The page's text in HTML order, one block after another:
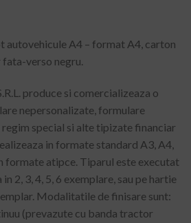
autovehicule A4 – format A4, carton
verso negru.
produce si comercializeaza o
nepersonalizate, formulare
special si alte tipizate financiar
in formate standard A3, A4,
formate atipce. Tiparul este executat
2, 3, 4, 5, 6 exemplare, sau pe hartie
Modalitatile de finisare sunt:
(prevazute cu banda tractor